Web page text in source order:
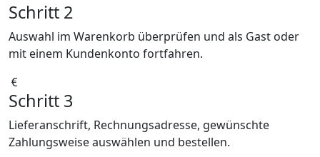
Schritt 2
Auswahl im Warenkorb überprüfen und als Gast oder
mit einem Kundenkonto fortfahren.
Schritt 3
Lieferanschrift, Rechnungsadresse, gewünschte
Zahlungsweise auswählen und bestellen.